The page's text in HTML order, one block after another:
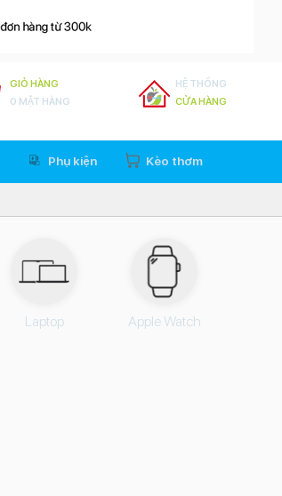
GIỎ HÀNG
0 MẶT HÀNG
HỆ THỐNG
CỬA HÀNG
Phụ kiện Kèo thơm
Laptop Apple Watch